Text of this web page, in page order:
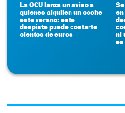
La OCU lanza un aviso a
quienes alquilen un coche
este verano: este
despiste puede costarte
cientos de euros
en
ni
es